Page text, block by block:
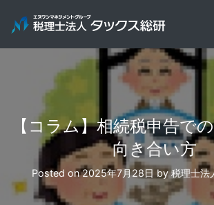
【コラム】相続税申告で
向き合い方
Posted on2025年7月28日 by税理士法